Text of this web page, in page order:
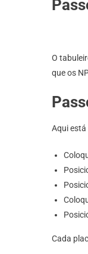
O
que os
Aqui
Cada